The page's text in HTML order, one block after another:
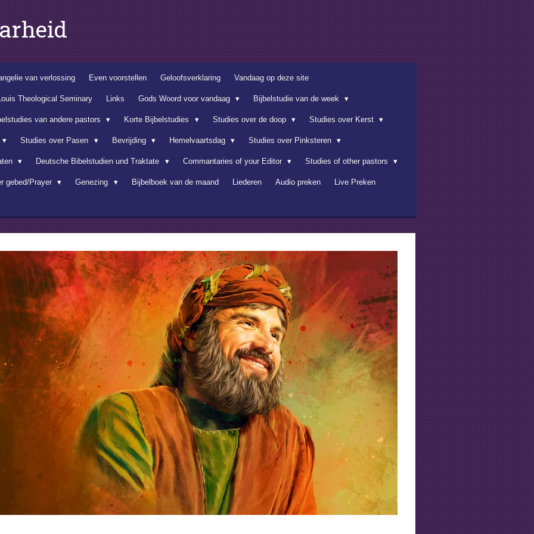
van verlossing Even voorstellen Geloofsverklaring Vandaag op deze site
Theological Seminary Links Gods Woord voor vandaag Bijbelstudie van de week
van andere pastors Korte Bijbelstudies Studies over de doop Studies over Kerst
Studies over Pasen Bevrijding Hemelvaartsdag Studies over Pinksteren
Deutsche Bibelstudien und Traktate Commantaries of your Editor Studies of other pastors
gebed/Prayer Genezing Bijbelboek van de maand Liederen Audio preken Live Preken